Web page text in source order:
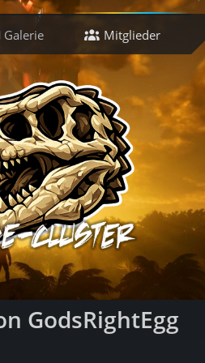
Galerie Mitglieder
GodsRightEgg